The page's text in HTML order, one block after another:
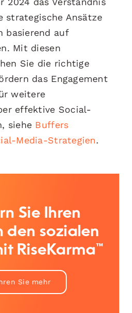
strategische Ansätze
basierend auf
Mit diesen
Sie die richtige
das Engagement
weitere
effektive Social-
siehe Buffers
Media-Strategien.
Sie Ihren
den sozialen
RiseKarma™
Sie mehr